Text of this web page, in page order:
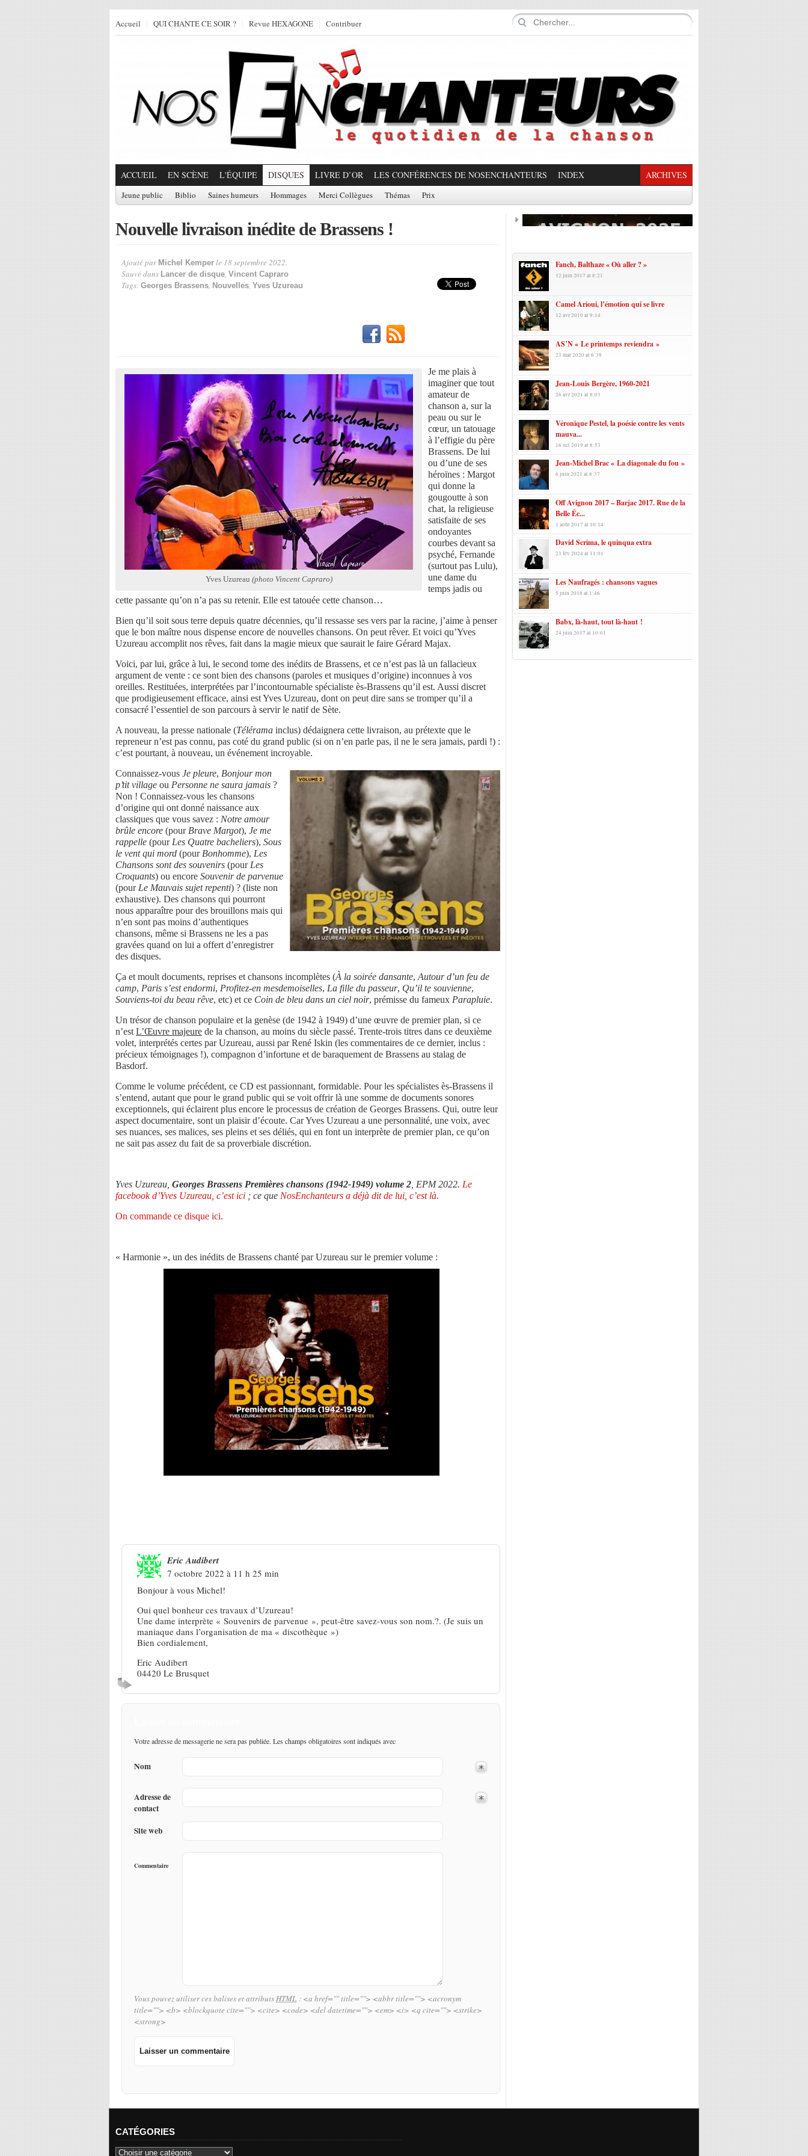
Accueil QUI CHANTE CE SOIR ? Revue HEXAGONE Contribuer
ACCUEIL EN SCÈNE L'ÉQUIPE DISQUES LIVRE D’OR LES CONFÉRENCES DE NOSENCHANTEURS INDEX ARCHIVES
Jeune public Biblio Saines humeurs Hommages Merci Collègues Thémas Prix
Nouvelle livraison inédite de Brassens !
Ajouté par Michel Kemper le 18 septembre 2022.
Sauvé dans Lancer de disque, Vincent Capraro
Tags: Georges Brassens, Nouvelles, Yves Uzureau
Yves Uzureau (photo Vincent Capraro)
Je me plais à
imaginer que tout
amateur de
chanson a, sur la
peau ou sur le
cœur, un tatouage
à l’effigie du père
Brassens. De lui
ou d’une de ses
héroïnes : Margot
qui donne la
gougoutte à son
chat, la religieuse
satisfaite de ses
ondoyantes
courbes devant sa
psyché, Fernande
(surtout pas Lulu),
une dame du
temps jadis ou
cette passante qu’on n’a pas su retenir. Elle est tatouée cette chanson…
Bien qu’il soit sous terre depuis quatre décennies, qu’il ressasse ses vers par la racine, j’aime à penser
que le bon maître nous dispense encore de nouvelles chansons. On peut rêver. Et voici qu’Yves
Uzureau accomplit nos rêves, fait dans la magie mieux que saurait le faire Gérard Majax.
Voici, par lui, grâce à lui, le second tome des inédits de Brassens, et ce n’est pas là un fallacieux
argument de vente : ce sont bien des chansons (paroles et musiques d’origine) inconnues à vos
oreilles. Restituées, interprétées par l’incontournable spécialiste ès-Brassens qu’il est. Aussi discret
que prodigieusement efficace, ainsi est Yves Uzureau, dont on peut dire sans se tromper qu’il a
consacré l’essentiel de son parcours à servir le natif de Sète.
A nouveau, la presse nationale (Télérama inclus) dédaignera cette livraison, au prétexte que le
repreneur n’est pas connu, pas coté du grand public (si on n’en parle pas, il ne le sera jamais, pardi !) :
c’est pourtant, à nouveau, un événement incroyable.
Connaissez-vous Je pleure, Bonjour mon
p’tit village ou Personne ne saura jamais ?
Non ! Connaissez-vous les chansons
d’origine qui ont donné naissance aux
classiques que vous savez : Notre amour
brûle encore (pour Brave Margot), Je me
rappelle (pour Les Quatre bacheliers), Sous
le vent qui mord (pour Bonhomme), Les
Chansons sont des souvenirs (pour Les
Croquants) ou encore Souvenir de parvenue
(pour Le Mauvais sujet repenti) ? (liste non
exhaustive). Des chansons qui pourront
nous apparaître pour des brouillons mais qui
n’en sont pas moins d’authentiques
chansons, même si Brassens ne les a pas
gravées quand on lui a offert d’enregistrer
des disques.
Ça et moult documents, reprises et chansons incomplètes (À la soirée dansante, Autour d’un feu de
camp, Paris s’est endormi, Profitez-en mesdemoiselles, La fille du passeur, Qu’il te souvienne,
Souviens-toi du beau rêve, etc) et ce Coin de bleu dans un ciel noir, prémisse du fameux Parapluie.
Un trésor de chanson populaire et la genèse (de 1942 à 1949) d’une œuvre de premier plan, si ce
n’est L’Œuvre majeure de la chanson, au moins du siècle passé. Trente-trois titres dans ce deuxième
volet, interprétés certes par Uzureau, aussi par René Iskin (les commentaires de ce dernier, inclus :
précieux témoignages !), compagnon d’infortune et de baraquement de Brassens au stalag de
Basdorf.
Comme le volume précédent, ce CD est passionnant, formidable. Pour les spécialistes ès-Brassens il
s’entend, autant que pour le grand public qui se voit offrir là une somme de documents sonores
exceptionnels, qui éclairent plus encore le processus de création de Georges Brassens. Qui, outre leur
aspect documentaire, sont un plaisir d’écoute. Car Yves Uzureau a une personnalité, une voix, avec
ses nuances, ses malices, ses pleins et ses déliés, qui en font un interprète de premier plan, ce qu’on
ne sait pas assez du fait de sa proverbiale discrétion.
Yves Uzureau, Georges Brassens Premières chansons (1942-1949) volume 2 , EPM 2022. Le
facebook d’Yves Uzureau, c’est ici ; ce que NosEnchanteurs a déjà dit de lui, c’est là.
On commande ce disque ici.
« Harmonie », un des inédits de Brassens chanté par Uzureau sur le premier volume :
Eric Audibert
7 octobre 2022 à 11 h 25 min
Bonjour à vous Michel!
Oui quel bonheur ces travaux d’Uzureau!
Une dame interprète « Souvenirs de parvenue », peut-être savez-vous son nom.?. (Je suis un
maniaque dans l’organisation de ma « discothèque »)
Bien cordialement,
Eric Audibert
04420 Le Brusquet
Votre adresse de messagerie ne sera pas publiée. Les champs obligatoires sont indiqués avec
Nom
Adresse de
contact
Site web
Commentaire
Vous pouvez utiliser ces balises et attributsHTML : <a href="" title=""> <abbr title=""> <acronym
title=""> <b> <blockquote cite=""> <cite> <code> <del datetime=""> <em> <i> <q cite=""> <strike>
<strong>
Fanch, Balthaze « Où aller ? »
12 juin 2017 at 8:21
Camel Arioui, l’émotion qui se livre
12 avr 2010 at 9:14
AS’N « Le printemps reviendra »
23 mar 2020 at 6:39
Jean-Louis Bergère, 1960-2021
26 avr 2021 at 8:03
Véronique Pestel, la poésie contre les vents
mauva...
16 oct 2019 at 8:53
Jean-Michel Brac « La diagonale du fou »
6 juin 2021 at 8:37
Off Avignon 2017 – Barjac 2017. Rue de la
Belle Éc...
1 août 2017 at 10:14
David Scrima, le quinqua extra
23 fév 2024 at 11:01
Les Naufragés : chansons vagues
5 juin 2018 at 1:46
Babx, là-haut, tout là-haut !
24 juin 2017 at 10:01
CATÉGORIES